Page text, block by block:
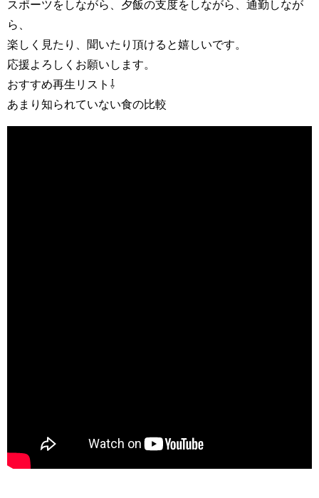
スポーツをしながら、夕飯の支度をしながら、通勤しなが
ら、
楽しく見たり、聞いたり頂けると嬉しいです。
応援よろしくお願いします。
おすすめ再生リスト⇩
あまり知られていない食の比較